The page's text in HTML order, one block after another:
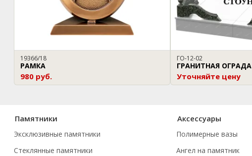
19366/18
РАМКА
980 руб.
ГО-12-02
ГРАНИТНАЯ ОГРАДА
Уточняйте цену
Памятники
Эксклюзивные памятники
Стеклянные памятники
Аксессуары
Полимерные вазы
Ангел на памятник